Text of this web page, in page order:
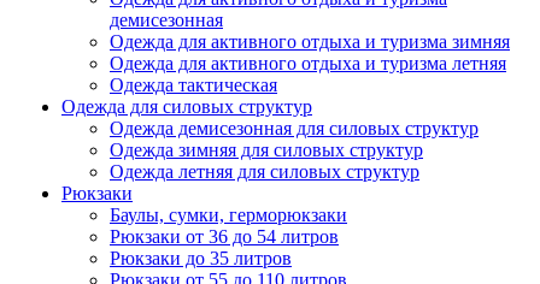
демисезонная
Одежда для активного отдыха и туризма зимняя
Одежда для активного отдыха и туризма летняя
Одежда тактическая
Одежда для силовых структур
Одежда демисезонная для силовых структур
Одежда зимняя для силовых структур
Одежда летняя для силовых структур
Рюкзаки
Баулы, сумки, герморюкзаки
Рюкзаки от 36 до 54 литров
Рюкзаки до 35 литров
Рюкзаки от 55 до 110 литров